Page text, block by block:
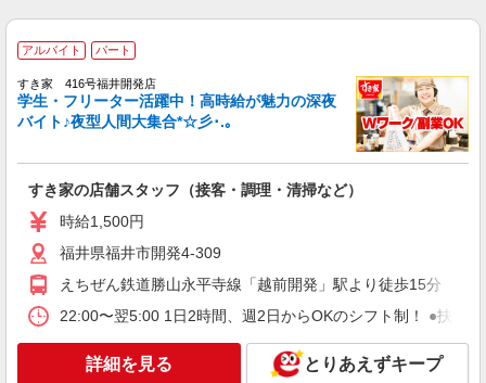
キープ
アルバイト パート
なか卯 福井駅前店
接客・調理スタッフ（簡単な接客・調理・清
掃・など）
時給1350円
キープ 詳細を見る
なか卯 8号福井米松店
アルバイト パート
すき家 416号福井開発店
学生・フリーター活躍中！高時給が魅力の深夜
バイト♪夜型人間大集合*☆彡･.｡
すき家の店舗スタッフ（接客・調理・清掃など）
時給1,500円
福井県福井市開発4-309
えちぜん鉄道勝山永平寺線「越前開発」駅より徒歩15分
22:00〜翌5:00 1日2時間、週2日からOKのシフト制！ ●扶養
詳細を見る とりあえずキープ